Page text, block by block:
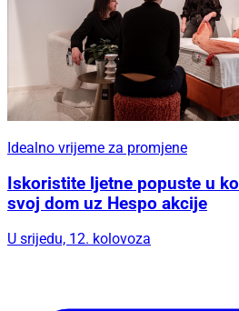
Idealno vrijeme za promjene
Iskoristite ljetne popuste u
svoj dom uz Hespo akcije
U srijedu, 12. kolovoza